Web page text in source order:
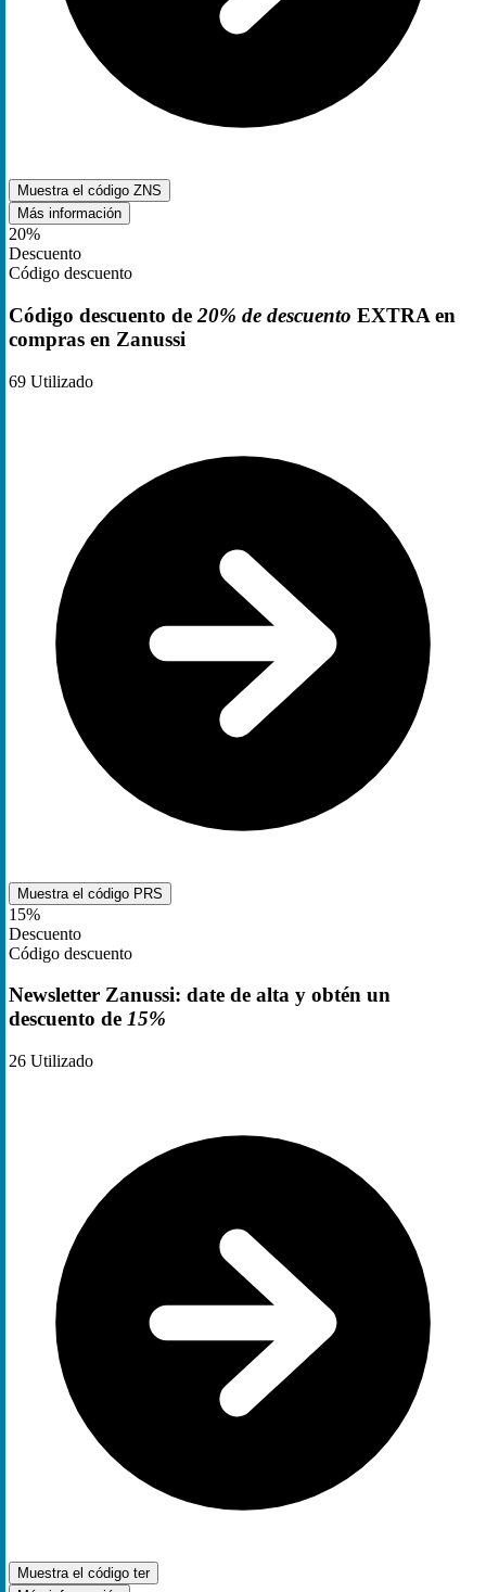
Muestra el código ZNS
Más información
20%
Descuento
Código descuento
Código descuento de 20% de descuento EXTRA en
compras en Zanussi
69 Utilizado
Muestra el código PRS
15%
Descuento
Código descuento
Newsletter Zanussi: date de alta y obtén un
descuento de 15%
26 Utilizado
Muestra el código ter